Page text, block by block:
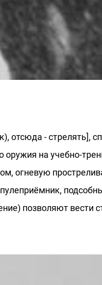
отсюда -
оружия на учебно-
огневую
позволяют вести